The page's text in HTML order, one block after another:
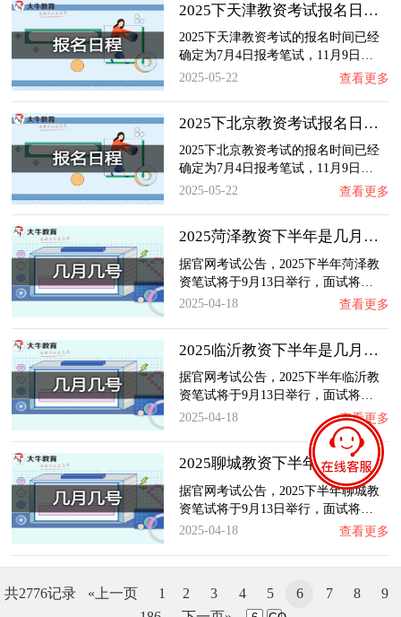
2025下天津教资考试报名日程最新公布！
2025下天津教资考试的报名时间已经
确定为7月4日报考笔试，11月9日…
2025-05-22
查看更多
2025下北京教资考试报名日程最新公布！
2025下北京教资考试的报名时间已经
确定为7月4日报考笔试，11月9日…
2025-05-22
查看更多
2025菏泽教资下半年是几月几号（怎么报名）
据官网考试公告，2025下半年菏泽教
资笔试将于9月13日举行，面试将…
2025-04-18
查看更多
2025临沂教资下半年是几月几号（怎么报名）
据官网考试公告，2025下半年临沂教
资笔试将于9月13日举行，面试将…
2025-04-18
查看更多
2025聊城教资下半年是几月几号（怎么报名）
据官网考试公告，2025下半年聊城教
资笔试将于9月13日举行，面试将…
2025-04-18
查看更多
共2776记录 «上一页 1 2 3 4 5 6 7 8
9